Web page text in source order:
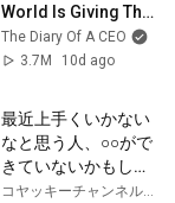
World Is Giving The
WRONG Advice!
The Diary Of A CEO
3.7M
10d ago
最近上手くいかない
なと思う人、○○がで
きていないかもしれ
ません【 三木大雲 コヤッキーチャンネル【開運バラエティ】